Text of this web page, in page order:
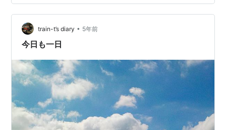
運転士さんいるのかな...？ （確か）50064F この列車運
転していた運転士さんが最初ハイビしていたんですが
（おそらく）撮りずらいだろうということでライト落と
してくださいまし…
train-t’s diary • 5年前
今日も一日